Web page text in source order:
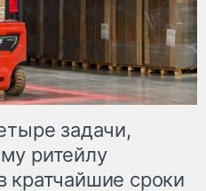
задачи,
ритейлу
кратчайшие сроки